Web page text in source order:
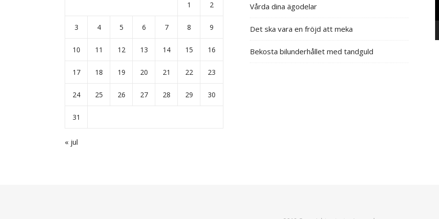
1 2
3 4 5 6 7 8 9
10 11 12 13 14 15 16
17 18 19 20 21 22 23
24 25 26 27 28 29 30
31
« jul
Vårda dina ägodelar
Det ska vara en fröjd att meka
Bekosta bilunderhållet med tandguld